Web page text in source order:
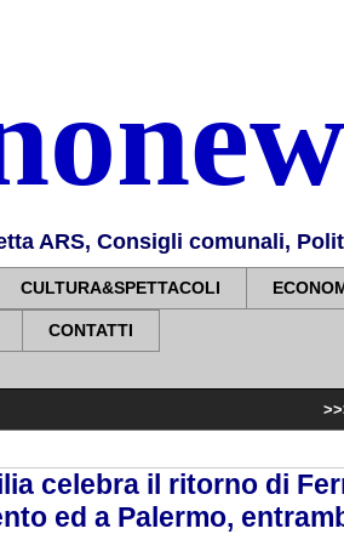
ARS, Consigli comunali,
CULTURA&SPETTACOLI
CONTATTI
Piano
celebra il ritorno di
ed a Palermo,